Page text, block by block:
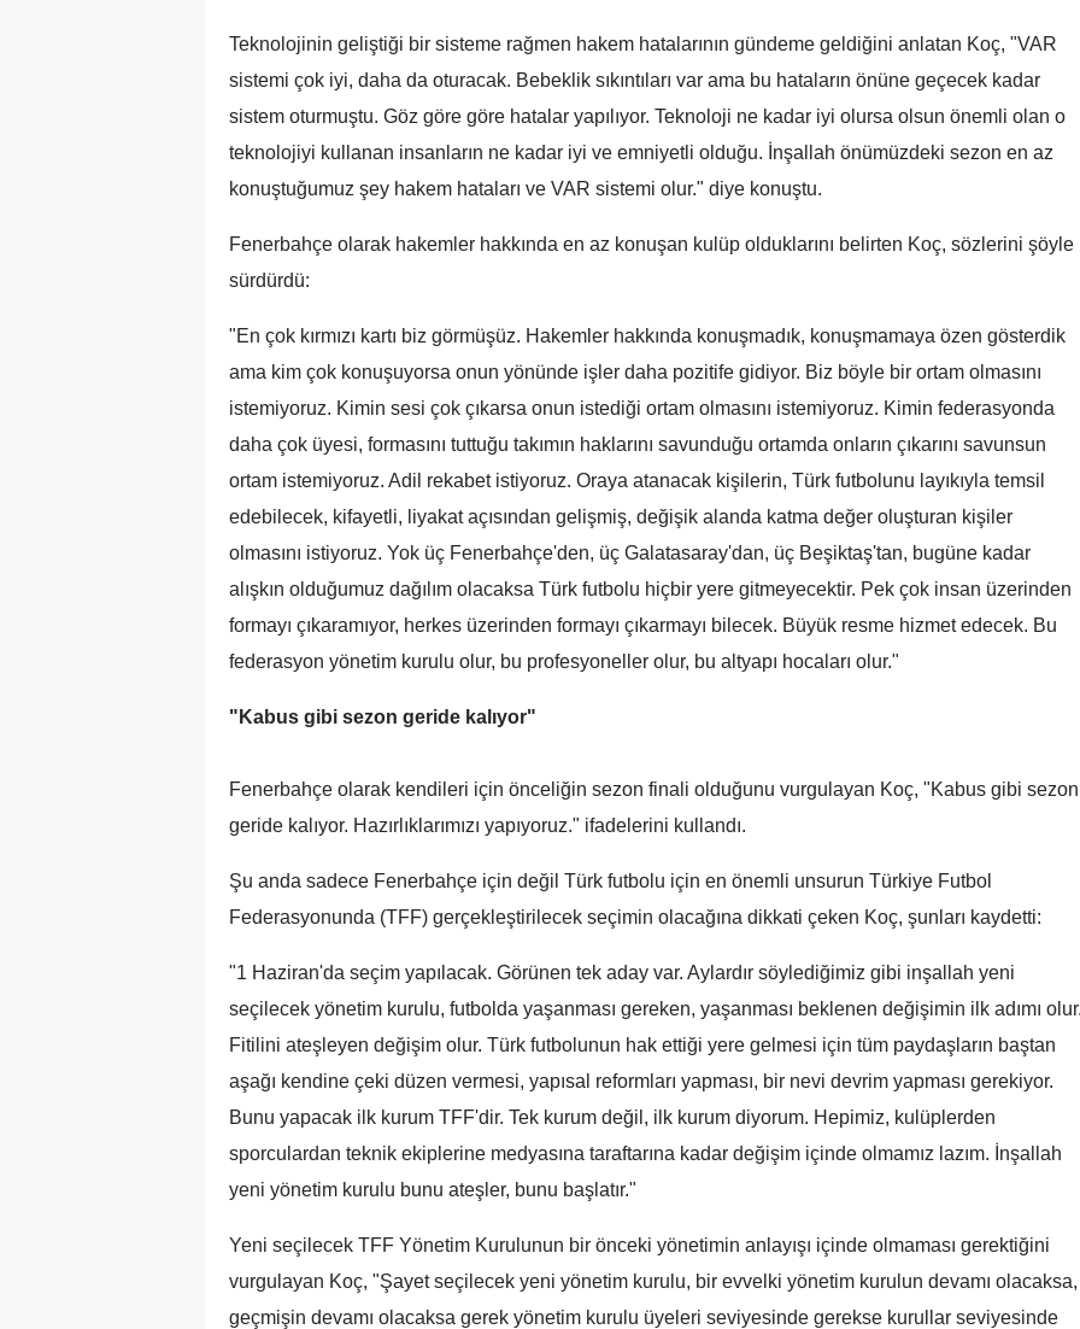
İzmir
Kars
Kırşehir
Kocaeli
Konya
Kütahya
Malatya
Kahramanmaraş
Mardin
Nevşehir
Ordu
Rize
Sakarya
Siirt
Sinop
Tekirdağ
Tokat
Teknolojinin geliştiği bir sisteme rağmen hakem hatalarının gündeme geldiğini anlatan Koç, "VAR
sistemi çok iyi, daha da oturacak. Bebeklik sıkıntıları var ama bu hataların önüne geçecek kadar
sistem oturmuştu. Göz göre göre hatalar yapılıyor. Teknoloji ne kadar iyi olursa olsun önemli olan o
teknolojiyi kullanan insanların ne kadar iyi ve emniyetli olduğu. İnşallah önümüzdeki sezon en az
konuştuğumuz şey hakem hataları ve VAR sistemi olur." diye konuştu.
Fenerbahçe olarak hakemler hakkında en az konuşan kulüp olduklarını belirten Koç, sözlerini şöyle
sürdürdü:
"En çok kırmızı kartı biz görmüşüz. Hakemler hakkında konuşmadık, konuşmamaya özen gösterdik
ama kim çok konuşuyorsa onun yönünde işler daha pozitife gidiyor. Biz böyle bir ortam olmasını
istemiyoruz. Kimin sesi çok çıkarsa onun istediği ortam olmasını istemiyoruz. Kimin federasyonda
daha çok üyesi, formasını tuttuğu takımın haklarını savunduğu ortamda onların çıkarını savunsun
ortam istemiyoruz. Adil rekabet istiyoruz. Oraya atanacak kişilerin, Türk futbolunu layıkıyla temsil
edebilecek, kifayetli, liyakat açısından gelişmiş, değişik alanda katma değer oluşturan kişiler
olmasını istiyoruz. Yok üç Fenerbahçe'den, üç Galatasaray'dan, üç Beşiktaş'tan, bugüne kadar
alışkın olduğumuz dağılım olacaksa Türk futbolu hiçbir yere gitmeyecektir. Pek çok insan üzerinden
formayı çıkaramıyor, herkes üzerinden formayı çıkarmayı bilecek. Büyük resme hizmet edecek. Bu
federasyon yönetim kurulu olur, bu profesyoneller olur, bu altyapı hocaları olur."
"Kabus gibi sezon geride kalıyor"
Fenerbahçe olarak kendileri için önceliğin sezon finali olduğunu vurgulayan Koç, "Kabus gibi sezon
geride kalıyor. Hazırlıklarımızı yapıyoruz." ifadelerini kullandı.
Şu anda sadece Fenerbahçe için değil Türk futbolu için en önemli unsurun Türkiye Futbol
Federasyonunda (TFF) gerçekleştirilecek seçimin olacağına dikkati çeken Koç, şunları kaydetti:
"1 Haziran'da seçim yapılacak. Görünen tek aday var. Aylardır söylediğimiz gibi inşallah yeni
seçilecek yönetim kurulu, futbolda yaşanması gereken, yaşanması beklenen değişimin ilk adımı olur.
Fitilini ateşleyen değişim olur. Türk futbolunun hak ettiği yere gelmesi için tüm paydaşların baştan
aşağı kendine çeki düzen vermesi, yapısal reformları yapması, bir nevi devrim yapması gerekiyor.
Bunu yapacak ilk kurum TFF'dir. Tek kurum değil, ilk kurum diyorum. Hepimiz, kulüplerden
sporculardan teknik ekiplerine medyasına taraftarına kadar değişim içinde olmamız lazım. İnşallah
yeni yönetim kurulu bunu ateşler, bunu başlatır."
Yeni seçilecek TFF Yönetim Kurulunun bir önceki yönetimin anlayışı içinde olmaması gerektiğini
vurgulayan Koç, "Şayet seçilecek yeni yönetim kurulu, bir evvelki yönetim kurulun devamı olacaksa,
geçmişin devamı olacaksa gerek yönetim kurulu üyeleri seviyesinde gerekse kurullar seviyesinde
Diyarbakır'da silahlı
kavga: 1 hayatını kaybetti
Diyarbakır'da silahlı
kavga: 1 hayatını